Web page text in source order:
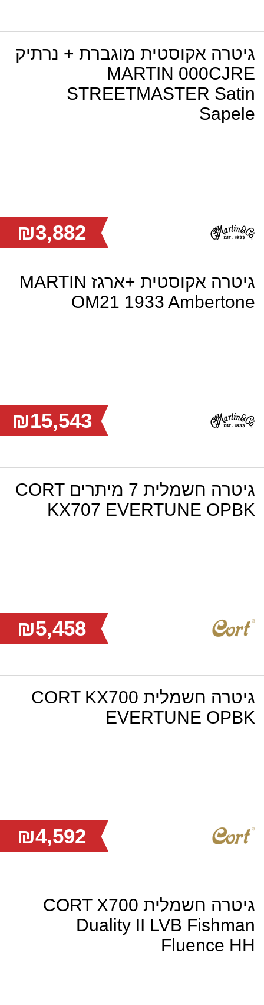
גיטרה אקוסטית מוגברת + נרתיק
MARTIN 000CJRE
STREETMASTER Satin
Sapele
₪3,882
גיטרה אקוסטית +ארגז MARTIN
OM21 1933 Ambertone
₪15,543
גיטרה חשמלית 7 מיתרים CORT
KX707 EVERTUNE OPBK
₪5,458
גיטרה חשמלית CORT KX700
EVERTUNE OPBK
₪4,592
גיטרה חשמלית CORT X700
Duality II LVB Fishman
Fluence HH